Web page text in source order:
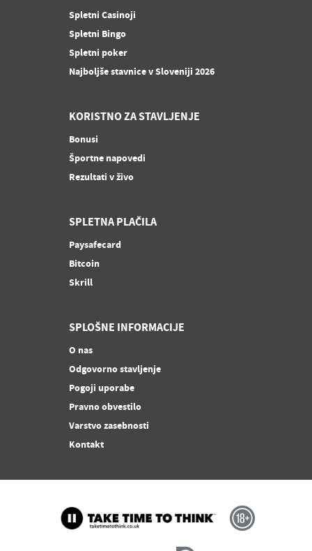
Spletni Casinoji
Spletni Bingo
Spletni poker
Najboljše stavnice v Sloveniji 2026
KORISTNO ZA STAVLJENJE
Bonusi
Športne napovedi
Rezultati v živo
SPLETNA PLAČILA
Paysafecard
Bitcoin
Skrill
SPLOŠNE INFORMACIJE
O nas
Odgovorno stavljenje
Pogoji uporabe
Pravno obvestilo
Varstvo zasebnosti
Kontakt